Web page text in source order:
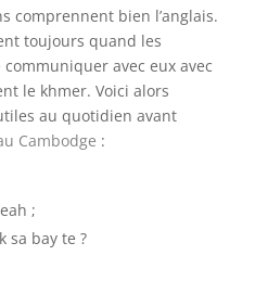
comprennent bien l’anglais.
toujours quand les
avec eux avec
le khmer. Voici alors
au quotidien avant
Cambodge :
;
sa bay te ?